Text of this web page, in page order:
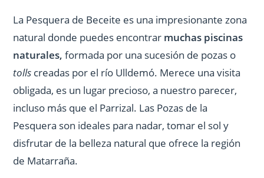
La Pesquera de Beceite es una impresionante zona
natural donde puedes encontrar muchas piscinas
naturales, formada por una sucesión de pozas o
tolls creadas por el río Ulldemó. Merece una visita
obligada, es un lugar precioso, a nuestro parecer,
incluso más que el Parrizal. Las Pozas de la
Pesquera son ideales para nadar, tomar el sol y
disfrutar de la belleza natural que ofrece la región
de Matarraña.